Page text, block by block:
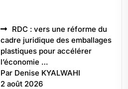
RDC : vers une réforme du
cadre juridique des emballages
plastiques pour accélérer
l’économie …
Par Denise KYALWAHI
2 août 2026